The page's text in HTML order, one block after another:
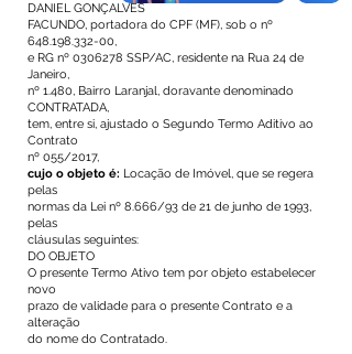
DANIEL GONÇALVES
FACUNDO, portadora do CPF (MF), sob o nº
648.198.332-00,
e RG nº 0306278 SSP/AC, residente na Rua 24 de
Janeiro,
nº 1.480, Bairro Laranjal, doravante denominado
CONTRATADA,
tem, entre si, ajustado o Segundo Termo Aditivo ao
Contrato
nº 055/2017,
cujo o objeto é: Locação de Imóvel, que se regera
pelas
normas da Lei nº 8.666/93 de 21 de junho de 1993,
pelas
cláusulas seguintes:
DO OBJETO
O presente Termo Ativo tem por objeto estabelecer
novo
prazo de validade para o presente Contrato e a
alteração
do nome do Contratado.